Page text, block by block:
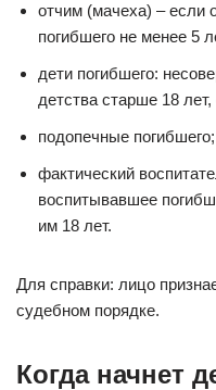
отчим (мачеха) – если
погибшего не менее 5
дети погибшего:
детства старше 18
подопечные погибшего;
фактический
воспитывавшее
им 18 лет.
Для справки: лицо
судебном порядке.
Когда начнет